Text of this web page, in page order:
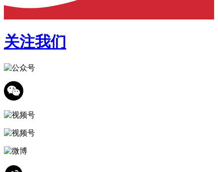
关注我们